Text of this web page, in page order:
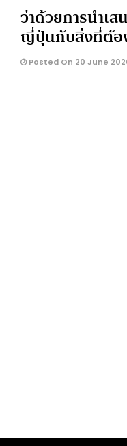
ว่าด้วยการนำเ
ญี่ปุ่นกับสิ่งที่ต้อ
Posted On 20 June